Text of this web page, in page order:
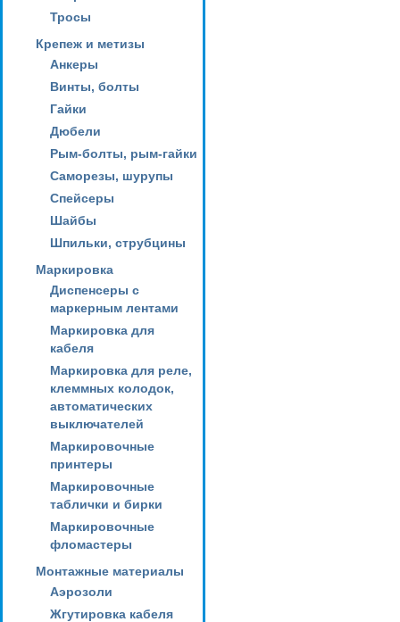
Тросы
Крепеж и метизы
Анкеры
Винты, болты
Гайки
Дюбели
Рым-болты, рым-гайки
Саморезы, шурупы
Спейсеры
Шайбы
Шпильки, струбцины
Маркировка
Диспенсеры с
маркерным лентами
Маркировка для
кабеля
Маркировка для реле,
клеммных колодок,
автоматических
выключателей
Маркировочные
принтеры
Маркировочные
таблички и бирки
Маркировочные
фломастеры
Монтажные материалы
Аэрозоли
Жгутировка кабеля